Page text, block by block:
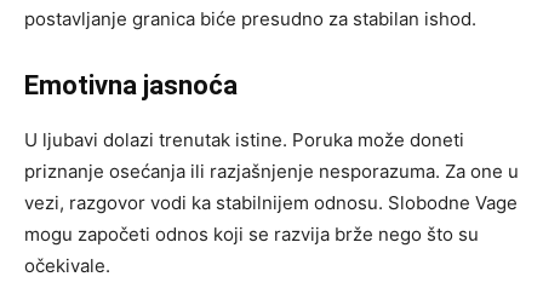
postavljanje granica biće presudno za stabilan ishod.
Emotivna jasnoća
U ljubavi dolazi trenutak istine. Poruka može doneti
priznanje osećanja ili razjašnjenje nesporazuma. Za one u
vezi, razgovor vodi ka stabilnijem odnosu. Slobodne Vage
mogu započeti odnos koji se razvija brže nego što su
očekivale.